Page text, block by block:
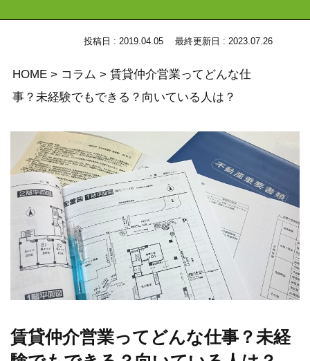
投稿日 : 2019.04.05 最終更新日 : 2023.07.26
HOME> コラム > 賃貸仲介営業ってどんな仕
事？未経験でもできる？向いている人は？
賃貸仲介営業ってどんな仕事？未経